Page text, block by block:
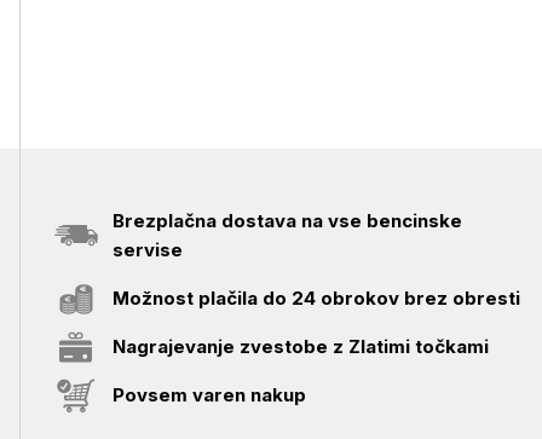
Brezplačna dostava na vse bencinske
servise
Možnost plačila do 24 obrokov brez obresti
Nagrajevanje zvestobe z Zlatimi točkami
Povsem varen nakup